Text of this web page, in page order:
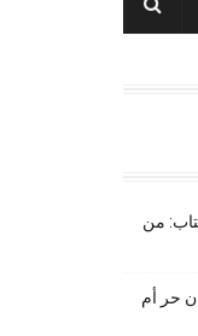
من
حر أم